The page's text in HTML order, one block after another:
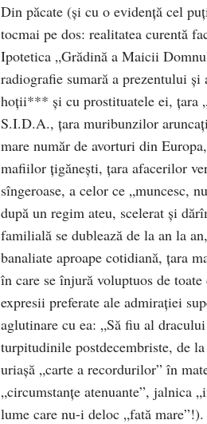
Din păcate (şi cu o evidenţă cel
tocmai pe dos: realitatea curentă
Ipotetica „Grădină a Maicii
radiografie sumară a prezentului
hoţii*** şi cu prostituatele ei, ţara
S.I.D.A., ţara muribunzilor
mare număr de avorturi din
mafiilor ţigăneşti, ţara afacerilor
sîngeroase, a celor ce „muncesc,
după un regim ateu, scelerat şi
familială se dublează de la an la
banaliate aproape cotidiană, ţara
în care se înjură voluptuos de
expresii preferate ale admiraţiei
aglutinare cu ea: „Să fiu al
turpitudinile postdecembriste, de
uriaşă „carte a recordurilor” în
„circumstanţe atenuante”, jalnica
lume care nu-i deloc „fată